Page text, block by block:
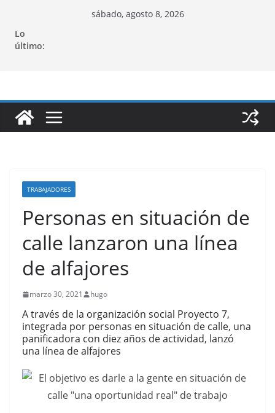
contenido
sábado, agosto 8, 2026
Lo
último:
TRABAJADORES
Personas en situación de
calle lanzaron una línea
de alfajores
marzo 30, 2021 hugo
A través de la organización social Proyecto 7,
integrada por personas en situación de calle, una
panificadora con diez años de actividad, lanzó
una línea de alfajores